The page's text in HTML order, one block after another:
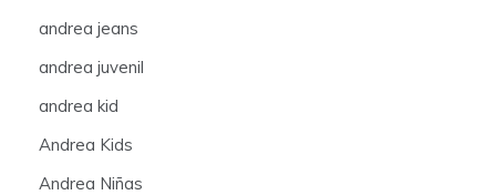
andrea jeans
andrea juvenil
andrea kid
Andrea Kids
Andrea Niñas